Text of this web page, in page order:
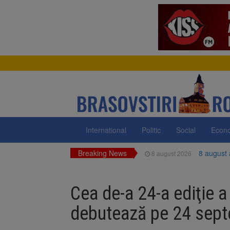
International Politic Social
Breaking News 8 august 2026 8 august
8 august 2026 Ungaria
8 august 2026
Cea de-a 24-a ediţie
debutează pe 24